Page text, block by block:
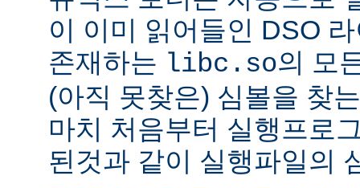
이 이미 읽어들인 DSO
존재하는 libc.so의 모
(아직 못찾은) 심볼을 찾
마치 처음부터 실행프로
된것과 같이 실행파일의